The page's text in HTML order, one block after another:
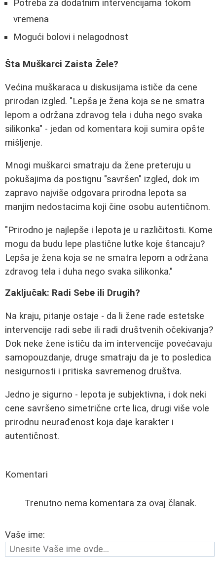
Potreba za dodatnim intervencijama tokom
vremena
Mogući bolovi i nelagodnost
Šta Muškarci Zaista Žele?
Većina muškaraca u diskusijama ističe da cene
prirodan izgled. "Lepša je žena koja se ne smatra
lepom a održana zdravog tela i duha nego svaka
silikonka" - jedan od komentara koji sumira opšte
mišljenje.
Mnogi muškarci smatraju da žene preteruju u
pokušajima da postignu "savršen" izgled, dok im
zapravo najviše odgovara prirodna lepota sa
manjim nedostacima koji čine osobu autentičnom.
"Prirodno je najlepše i lepota je u različitosti. Kome
mogu da budu lepe plastične lutke koje štancaju?
Lepša je žena koja se ne smatra lepom a održana
zdravog tela i duha nego svaka silikonka."
Zaključak: Radi Sebe ili Drugih?
Na kraju, pitanje ostaje - da li žene rade estetske
intervencije radi sebe ili radi društvenih očekivanja?
Dok neke žene ističu da im intervencije povećavaju
samopouzdanje, druge smatraju da je to posledica
nesigurnosti i pritiska savremenog društva.
Jedno je sigurno - lepota je subjektivna, i dok neki
cene savršeno simetrične crte lica, drugi više vole
prirodnu neurađenost koja daje karakter i
autentičnost.
Komentari
Trenutno nema komentara za ovaj članak.
Vaše ime: